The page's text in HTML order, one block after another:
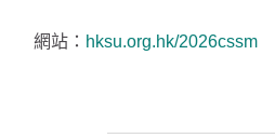
網站： hksu.org.hk/2026cssm